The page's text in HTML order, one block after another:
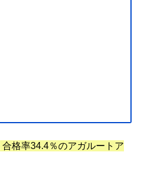
合格率34.4％のアガルートア